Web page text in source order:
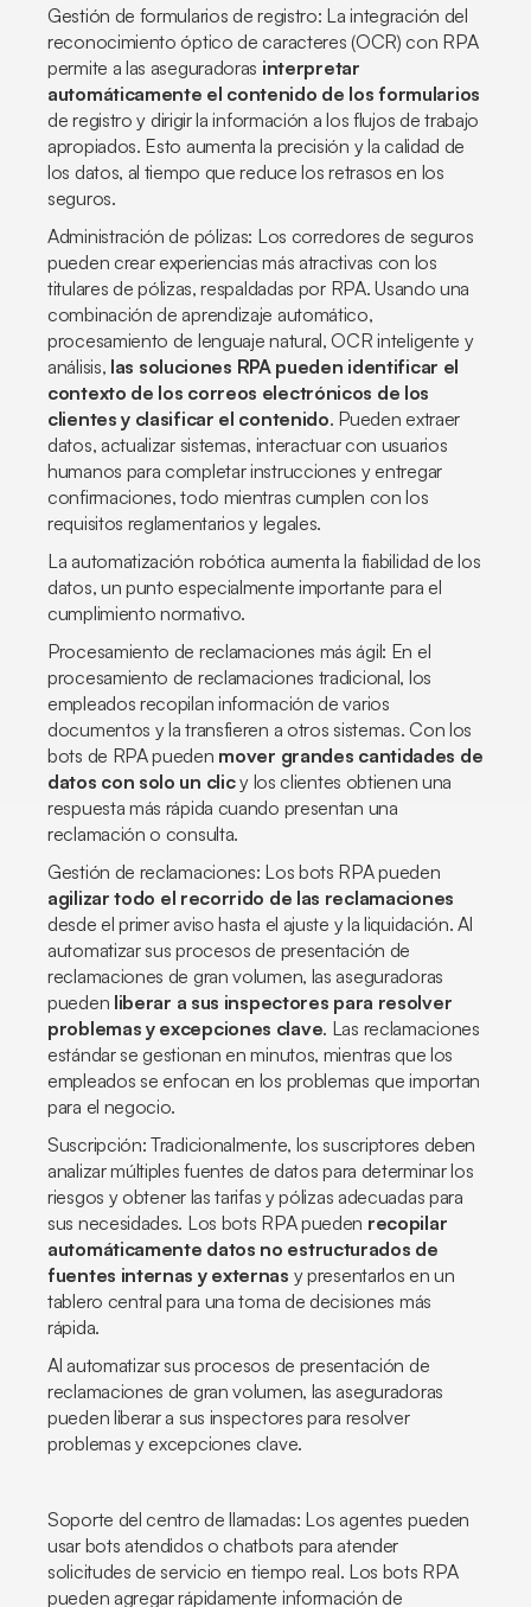
Gestión de formularios de registro: La integración del
reconocimiento óptico de caracteres (OCR) con RPA
permite a las aseguradoras interpretar
automáticamente el contenido de los formularios
de registro y dirigir la información a los flujos de trabajo
apropiados. Esto aumenta la precisión y la calidad de
los datos, al tiempo que reduce los retrasos en los
seguros.
Administración de pólizas: Los corredores de seguros
pueden crear experiencias más atractivas con los
titulares de pólizas, respaldadas por RPA. Usando una
combinación de aprendizaje automático,
procesamiento de lenguaje natural, OCR inteligente y
análisis, las soluciones RPA pueden identificar el
contexto de los correos electrónicos de los
clientes y clasificar el contenido. Pueden extraer
datos, actualizar sistemas, interactuar con usuarios
humanos para completar instrucciones y entregar
confirmaciones, todo mientras cumplen con los
requisitos reglamentarios y legales.
La automatización robótica aumenta la fiabilidad de los
datos, un punto especialmente importante para el
cumplimiento normativo.
Procesamiento de reclamaciones más ágil: En el
procesamiento de reclamaciones tradicional, los
empleados recopilan información de varios
documentos y la transfieren a otros sistemas. Con los
bots de RPA pueden mover grandes cantidades de
datos con solo un clicy los clientes obtienen una
respuesta más rápida cuando presentan una
reclamación o consulta.
Gestión de reclamaciones: Los bots RPA pueden
agilizar todo el recorrido de las reclamaciones
desde el primer aviso hasta el ajuste y la liquidación. Al
automatizar sus procesos de presentación de
reclamaciones de gran volumen, las aseguradoras
pueden liberar a sus inspectores para resolver
problemas y excepciones clave. Las reclamaciones
estándar se gestionan en minutos, mientras que los
empleados se enfocan en los problemas que importan
para el negocio.
Suscripción: Tradicionalmente, los suscriptores deben
analizar múltiples fuentes de datos para determinar los
riesgos y obtener las tarifas y pólizas adecuadas para
sus necesidades. Los bots RPA pueden recopilar
automáticamente datos no estructurados de
fuentes internas y externas y presentarlos en un
tablero central para una toma de decisiones más
rápida.
Al automatizar sus procesos de presentación de
reclamaciones de gran volumen, las aseguradoras
pueden liberar a sus inspectores para resolver
problemas y excepciones clave.
Soporte del centro de llamadas: Los agentes pueden
usar bots atendidos o chatbots para atender
solicitudes de servicio en tiempo real. Los bots RPA
pueden agregar rápidamente información de